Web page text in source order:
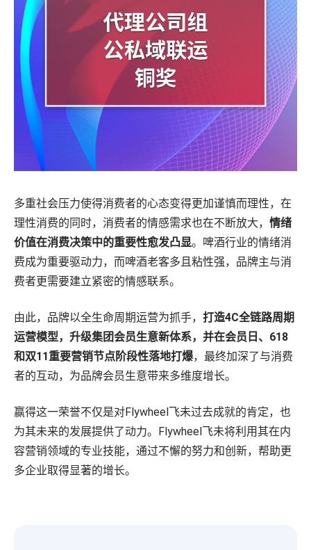
多重社会压力使得消费者的心态变得更加谨慎而理性，在
理性消费的同时，消费者的情感需求也在不断放大， 情绪
价值在消费决策中的重要性愈发凸显。啤酒行业的情绪消
费成为重要驱动力，而啤酒老客多且粘性强，品牌主与消
费者更需要建立紧密的情感联系。
由此，品牌以全生命周期运营为抓手， 打造4C全链路周期
运营模型，升级集团会员生意新体系，并在会员日、618
和双11重要营销节点阶段性落地打爆，最终加深了与消费
者的互动，为品牌会员生意带来多维度增长。
赢得这一荣誉不仅是对Flywheel飞未过去成就的肯定，也
为其未来的发展提供了动力。Flywheel飞未将利用其在内
容营销领域的专业技能，通过不懈的努力和创新，帮助更
多企业取得显著的增长。